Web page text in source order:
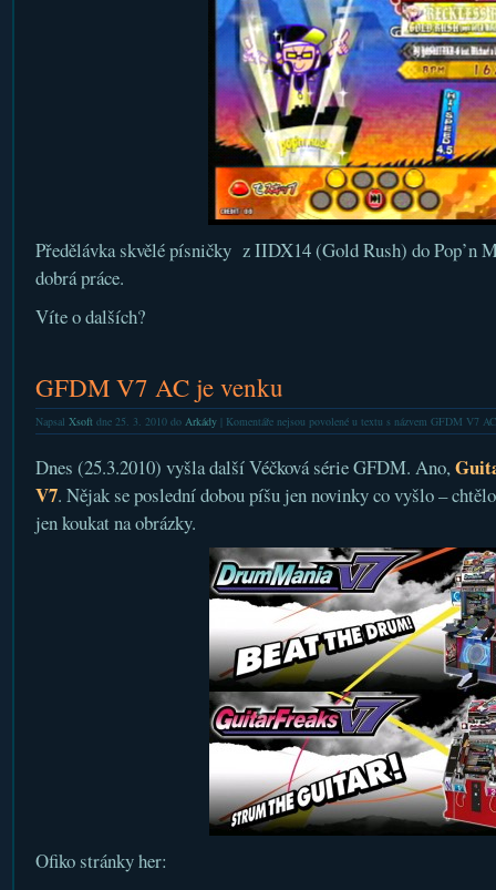
Předělávka skvělé písničky z IIDX14 (Gold Rush) do Pop’n
dobrá práce.
Víte o dalších?
GFDM V7 AC je venku
Napsal Xsoftdne 25. 3. 2010 do Arkády| Komentáře nejsou povolenéu textu s názvem GFDM V7
Dnes (25.3.2010) vyšla další Véčková série GFDM. Ano,
V7. Nějak se poslední dobou píšu jen novinky co vyšlo –
jen koukat na obrázky.
Ofiko stránky her: